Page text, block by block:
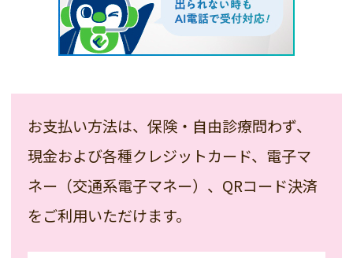
お支払い方法は、保険・自由診療問わず、
現金および各種クレジットカード、 電子マ
ネー（交通系電子マネー）、 QRコード決済
をご利用いただけます。